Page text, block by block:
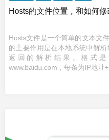
Hosts的文件位置，和如何
Hosts文件是一个简单的文本文
的主要作用是在本地系统中解
返回的解析结果。格式是
www.baidu.com，每条为IP地址+